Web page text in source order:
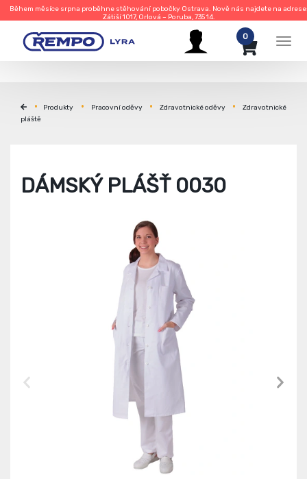
Během měsíce srpna proběhne stěhování pobočky Ostrava. Nově nás najdete na
Zátiší 1017, Orlová – Poruba, 735 14.
0
Produkty Pracovní oděvy Zdravotnické oděvy
Zdravotnické
pláště
DÁMSKÝ PLÁŠŤ 0030